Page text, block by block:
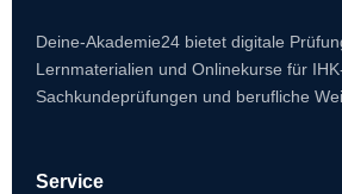
Deine-Akademie24 bietet digitale
Lernmaterialien und Onlinekurse für
Sachkundeprüfungen und berufliche
Service